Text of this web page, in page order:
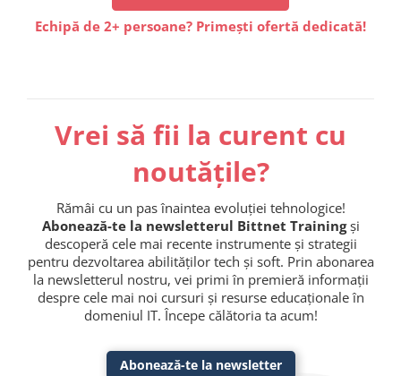
Echipă de 2+ persoane? Primești ofertă dedicată!
Vrei să fii la curent cu
noutățile?
Rămâi cu un pas înaintea evoluției tehnologice!
Abonează-te la newsletterul Bittnet Trainingși
descoperă cele mai recente instrumente și strategii
pentru dezvoltarea abilităților tech și soft. Prin abonarea
la newsletterul nostru, vei primi în premieră informații
despre cele mai noi cursuri și resurse educaționale în
domeniul IT. Începe călătoria ta acum!
Abonează-te la newsletter